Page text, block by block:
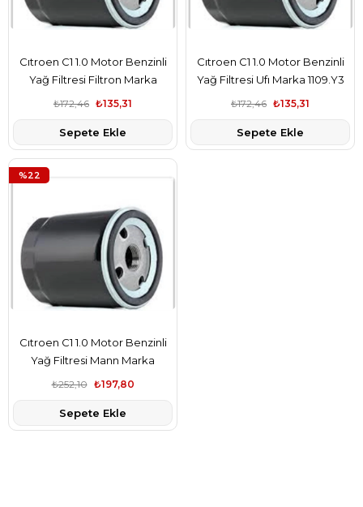
Cıtroen C1 1.0 Motor Benzinli
Yağ Filtresi Filtron Marka
1109.Y3₺135,31
₺172,46
Sepete Ekle
Cıtroen C1 1.0 Motor Benzinli
Yağ Filtresi Ufı Marka 1109.Y3
₺135,31
₺172,46
Sepete Ekle
Cıtroen C1 1.0 Motor Benzinli
Yağ Filtresi Mann Marka
1109.Y3₺197,80
₺252,10
Sepete Ekle
%22